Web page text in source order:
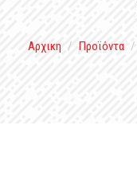
Αρχικη Προϊόντα